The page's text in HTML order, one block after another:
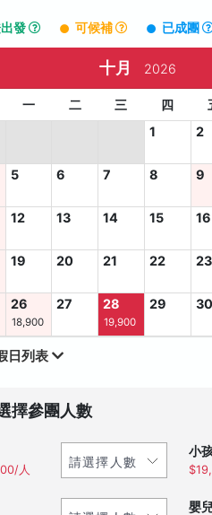
發 可候補 已成團
十月 2026
一 二 三 四
1
2
5 6 7 8 9
12 13 14 15 16
19 20 21 22 23
26
18,900
27 28
19,900
29 30
日列表
擇參團人數
人
小
嬰